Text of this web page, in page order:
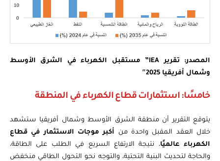
المصدر: تقرير IEA” مستقبل الكهرباء في الشرق الأوسط
وشمال أفريقيا 2025″
خامسًا: استثمارات قطاع الكهرباء في المنطقة
يتوقع التقرير أن منطقة الشرق الأوسط وشمال أفريقيا ستشهد
خلال العقد المقبل واحدة منأكبر موجات الاستثمار في قطاع
الكهرباء عالميًا، نتيجة الارتفاع السريع في الطلب على الطاقة،
والحاجة لتحديث البنية التحتية، والتوجه نحو التحول الطاقي منخفض